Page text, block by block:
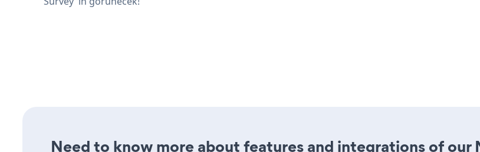
Need to know more about features and integrations of our